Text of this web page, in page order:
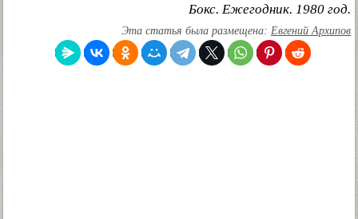
Бокс. Ежегодник. 1980 год.
Эта статья была размещена: Евгений Архипов